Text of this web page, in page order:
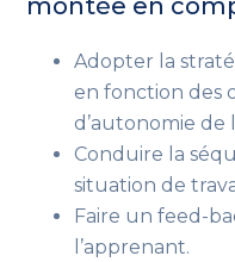
Adopter la
en fonction des
d’autonomie de
Conduire la
situation de
Faire un feed-
l’apprenant.